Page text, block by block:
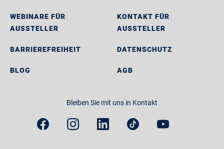
WEBINARE FÜR
AUSSTELLER
BARRIEREFREIHEIT
BLOG
KONTAKT FÜR
AUSSTELLER
DATENSCHUTZ
AGB
Bleiben Sie mit uns in Kontakt